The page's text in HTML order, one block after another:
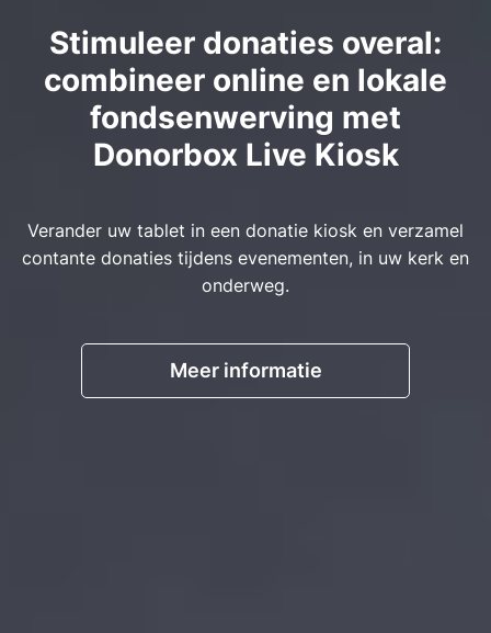
Stimuleer donaties overal:
combineer online en lokale
fondsenwerving met
Donorbox Live Kiosk
Verander uw tablet in een donatie kiosk en verzamel
contante donaties tijdens evenementen, in uw kerk en
onderweg.
Meer informatie